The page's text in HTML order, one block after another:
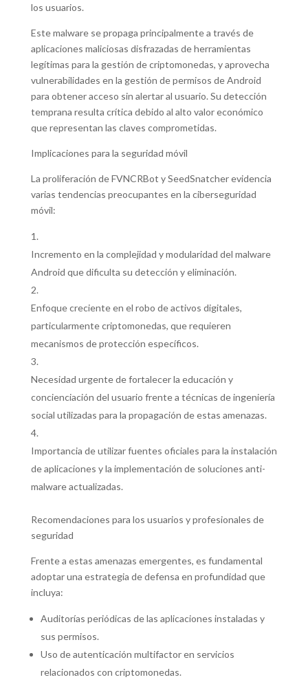
los usuarios.
Este malware se propaga principalmente a través de
aplicaciones maliciosas disfrazadas de herramientas
legítimas para la gestión de criptomonedas, y aprovecha
vulnerabilidades en la gestión de permisos de Android
para obtener acceso sin alertar al usuario. Su detección
temprana resulta crítica debido al alto valor económico
que representan las claves comprometidas.
Implicaciones para la seguridad móvil
La proliferación de FVNCRBot y SeedSnatcher evidencia
varias tendencias preocupantes en la ciberseguridad
móvil:
Incremento en la complejidad y modularidad del malware
Android que dificulta su detección y eliminación.
Enfoque creciente en el robo de activos digitales,
particularmente criptomonedas, que requieren
mecanismos de protección específicos.
Necesidad urgente de fortalecer la educación y
concienciación del usuario frente a técnicas de ingeniería
social utilizadas para la propagación de estas amenazas.
Importancia de utilizar fuentes oficiales para la instalación
de aplicaciones y la implementación de soluciones anti-
malware actualizadas.
Recomendaciones para los usuarios y profesionales de
seguridad
Frente a estas amenazas emergentes, es fundamental
adoptar una estrategia de defensa en profundidad que
incluya:
Auditorías periódicas de las aplicaciones instaladas y
sus permisos.
Uso de autenticación multifactor en servicios
relacionados con criptomonedas.